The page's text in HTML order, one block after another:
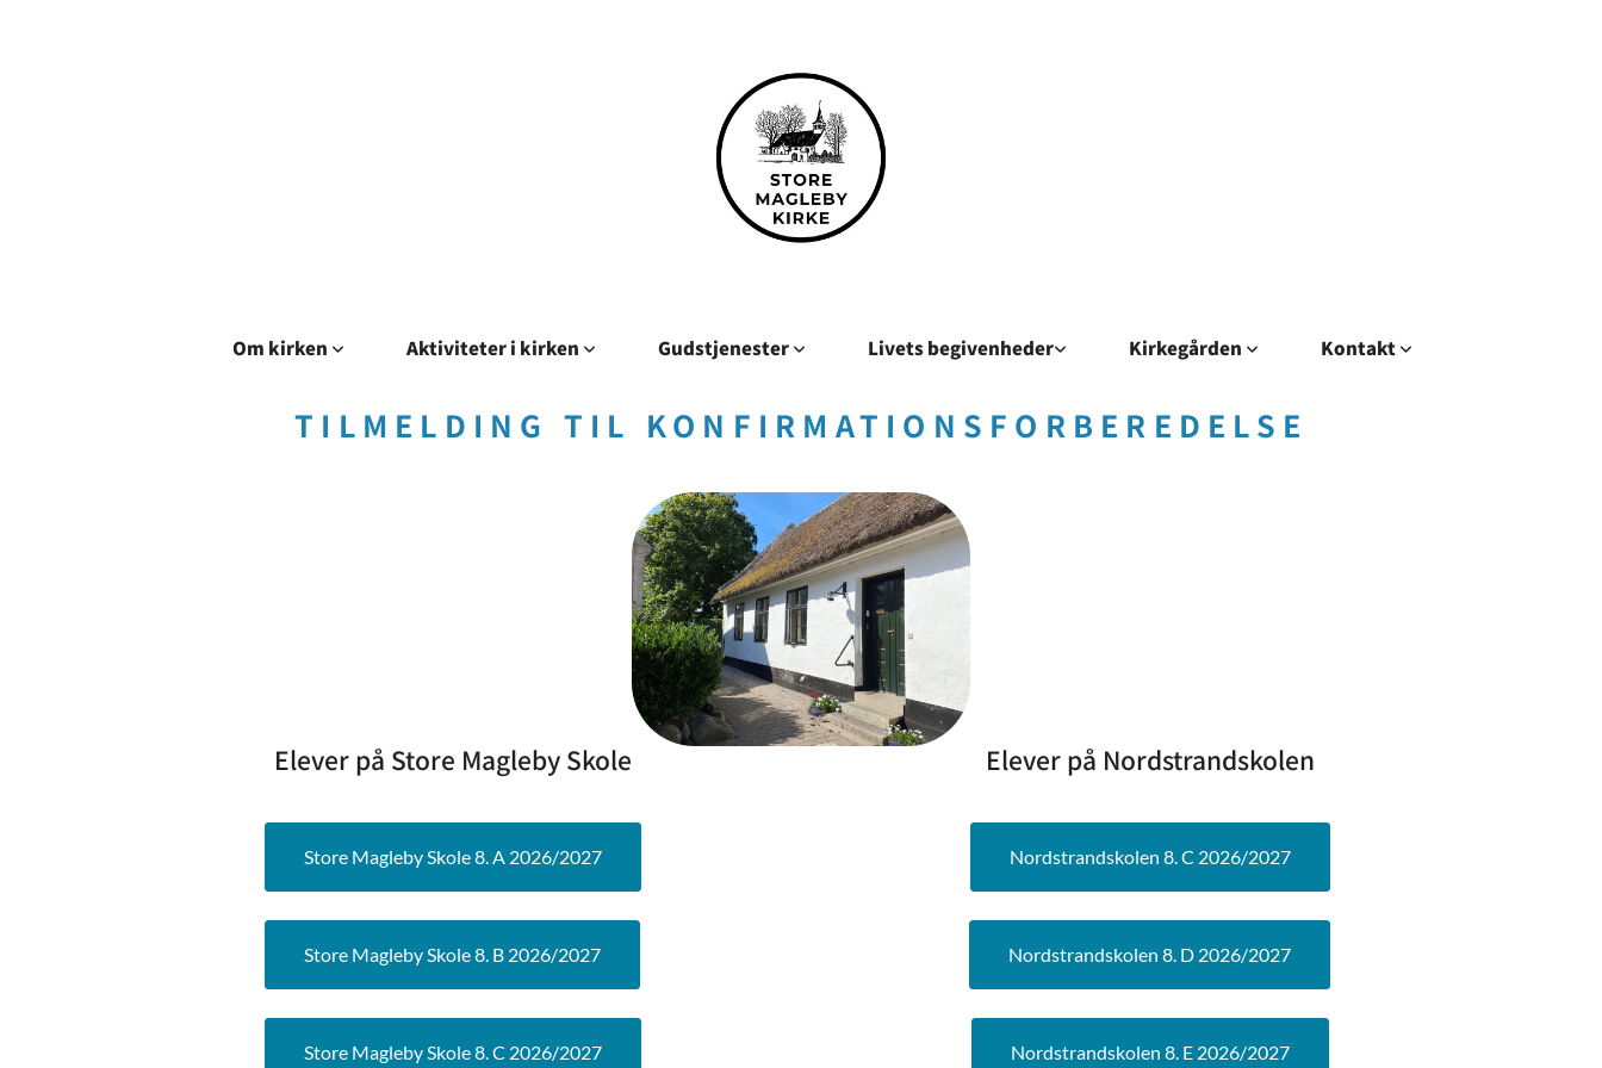
Om kirken Aktiviteter i kirken Gudstjenester Livets begivenheder Kirkegården Kontakt
TILMELDING TIL KONFIRMATIONSFORBEREDELSE
Elever på Store Magleby Skole Elever på Nordstrandskolen
Store Magleby Skole 8. A 2026/2027
Store Magleby Skole 8. B 2026/2027
Store Magleby Skole 8. C 2026/2027
Nordstrandskolen 8. C 2026/2027
Nordstrandskolen 8. D 2026/2027
Nordstrandskolen 8. E 2026/2027